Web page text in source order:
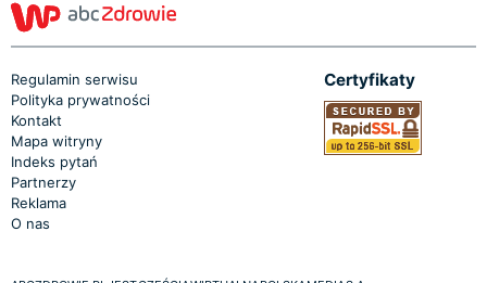
Regulamin serwisu
Polityka prywatności
Kontakt
Mapa witryny
Indeks pytań
Partnerzy
Reklama
O nas
Certyfikaty